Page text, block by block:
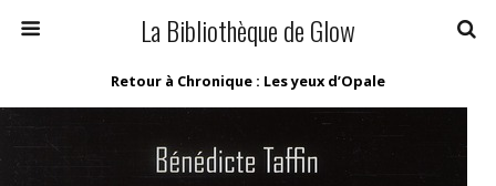
La Bibliothèque de Glow
Retour à Chronique : Les yeux d’Opale